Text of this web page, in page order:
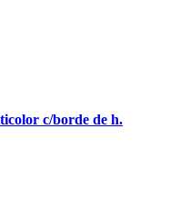
c/borde de h.